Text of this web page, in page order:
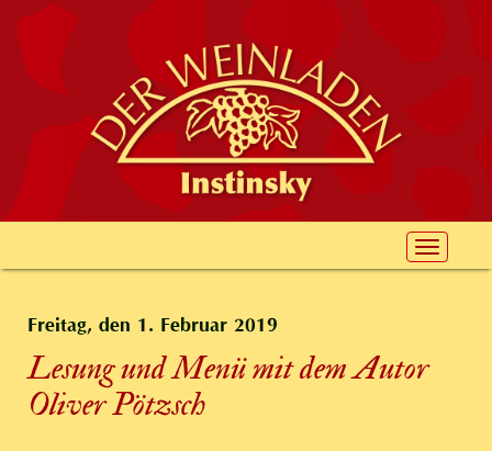
Toggle
Freitag, den 1. Februar 2019
Lesung und Menü mit dem Autor
Oliver Pötzsch